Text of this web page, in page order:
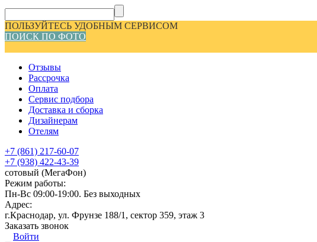
ПОЛЬЗУЙТЕСЬ УДОБНЫМ СЕРВИСОМ
ПОИСК ПО ФОТО
Отзывы
Рассрочка
Оплата
Сервис подбора
Доставка и сборка
Дизайнерам
Отелям
+7 (861) 217-60-07
+7 (938) 422-43-39
сотовый (МегаФон)
Режим работы:
Пн-Вс 09:00-19:00. Без выходных
Адрес:
г.Краснодар, ул. Фрунзе 188/1, сектор 359, этаж 3
Заказать звонок
Войти